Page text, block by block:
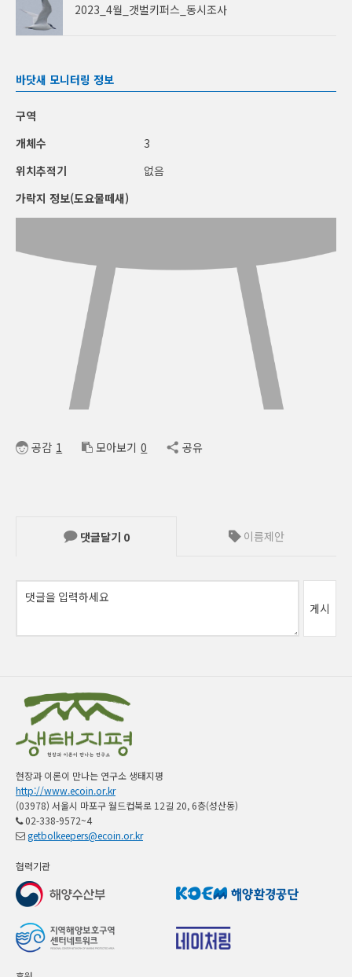
2023_4월_갯벌키퍼스_동시조사
바닷새 모니터링 정보
구역
개체수
3
위치추적기
없음
가락지 정보(도요물떼새)
공감 1 모아보기 0 공유
댓글달기 0 이름제안
게시
현장과 이론이 만나는 연구소 생태지평
http://www.ecoin.or.kr
(03978) 서울시 마포구 월드컵북로 12길 20, 6층(성산동)
02-338-9572~4
getbolkeepers@ecoin.or.kr
협력기관